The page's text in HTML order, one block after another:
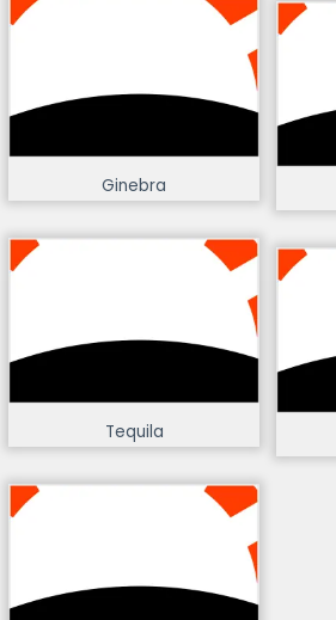
Ginebra
Tequila